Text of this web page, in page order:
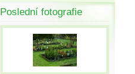
Poslední fotografie